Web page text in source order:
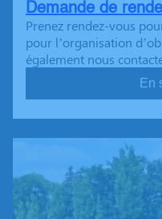
Demande de
Prenez rendez-vous
pour l’organisation
également nous
En